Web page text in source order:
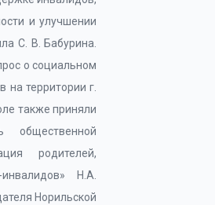
и улучшении
С. В. Бабурина.
о социальном
на территории г.
также приняли
общественной
родителей,
Н.А.
Норильской